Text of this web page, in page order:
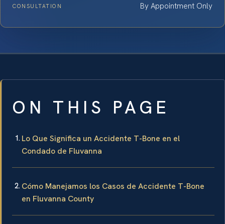
CONSULTATION By Appointment Only
ON THIS PAGE
Lo Que Significa un Accidente T-Bone en el
Condado de Fluvanna
Cómo Manejamos los Casos de Accidente T-Bone
en Fluvanna County